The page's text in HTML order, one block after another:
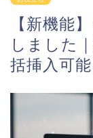
利用者の声
プラン
【新機能
しました
括挿入可能